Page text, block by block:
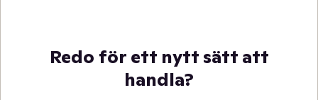
Redo för ett nytt sätt att
handla?